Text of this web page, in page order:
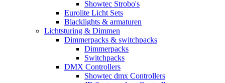
Showtec Strobo's
Eurolite Licht Sets
Blacklights & armaturen
Lichtsturing & Dimmen
Dimmerpacks & switchpacks
Dimmerpacks
Switchpacks
DMX Controllers
Showtec dmx Controllers